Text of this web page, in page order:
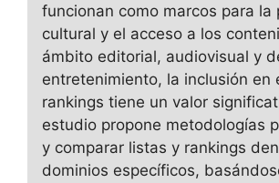
funcionan como marcos para la
cultural y el acceso a los
ámbito editorial, audiovisual y
entretenimiento, la inclusión en
rankings tiene un valor
estudio propone metodologías
y comparar listas y rankings
dominios específicos,